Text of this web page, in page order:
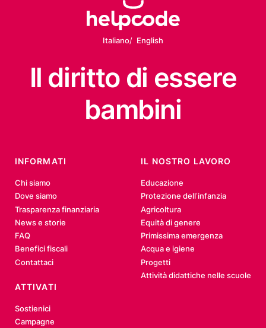
Italiano English
Il diritto di essere
bambini
INFORMATI
Chi siamo
Dove siamo
Trasparenza finanziaria
News e storie
FAQ
Benefici fiscali
Contattaci
IL NOSTRO LAVORO
Educazione
Protezione dell’infanzia
Agricoltura
Equità di genere
Primissima emergenza
Acqua e igiene
Progetti
Attività didattiche nelle scuole
ATTIVATI
Sostienici
Campagne